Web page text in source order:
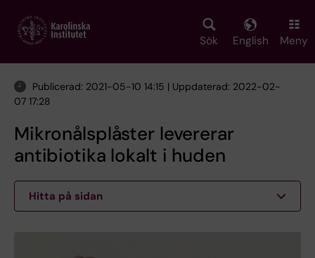
main
Sök English Meny
Publicerad: 2021-05-10 14:15 | Uppdaterad: 2022-02-
07 17:28
Mikronålsplåster levererar
antibiotika lokalt i huden
Hitta på sidan